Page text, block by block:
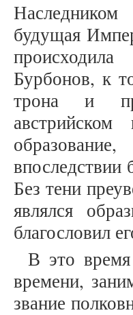
будущая
Бурбонов, к
трона и
впоследствии
Без тени
являлся
благословил
В это
времени,
звание